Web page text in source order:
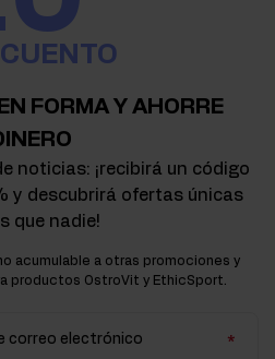
FORMA Y AHORRE
noticias: ¡recibirá un código
y descubrirá ofertas únicas
que nadie!
acumulable a otras promociones y
productos OstroVit y EthicSport.
correo electrónico